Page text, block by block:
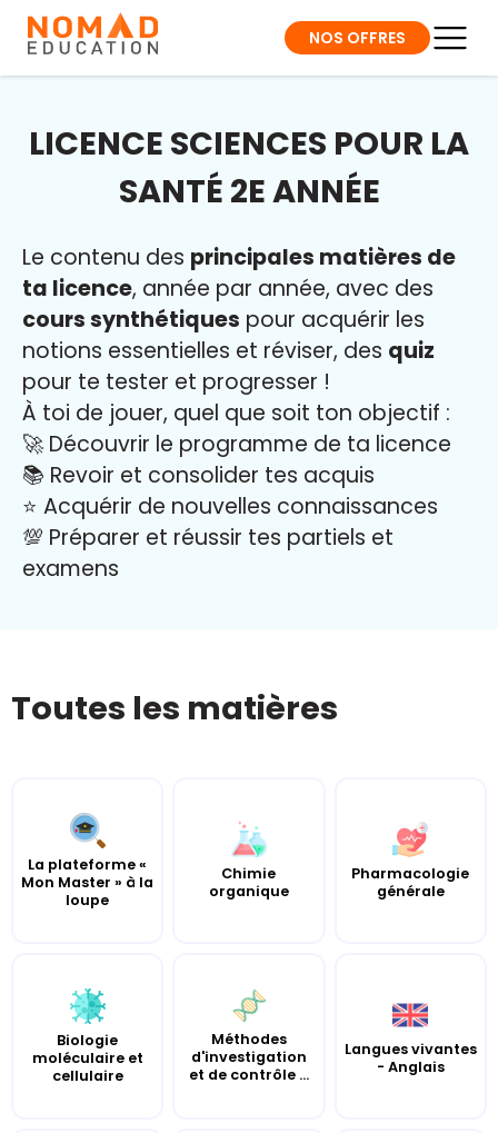
NOS OFFRES
LICENCE SCIENCES POUR LA
SANTÉ 2E ANNÉE
Le contenu des principales matières de
ta licence, année par année, avec des
cours synthétiques pour acquérir les
notions essentielles et réviser, des quiz
pour te tester et progresser !
À toi de jouer, quel que soit ton objectif :
🚀 Découvrir le programme de ta licence
📚 Revoir et consolider tes acquis
⭐️ Acquérir de nouvelles connaissances
💯 Préparer et réussir tes partiels et
examens
Toutes les matières
La plateforme «
Mon Master » à la
loupe
Chimie
organique
Pharmacologie
générale
Biologie
moléculaire et
cellulaire
Méthodes
d'investigation
et de contrôle ...
Langues vivantes
- Anglais